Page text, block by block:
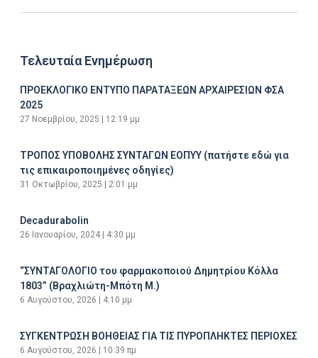
Τελευταία Ενημέρωση
ΠΡΟΕΚΛΟΓΙΚΟ ΕΝΤΥΠΟ ΠΑΡΑΤΑΞΕΩΝ ΑΡΧΑΙΡΕΣΙΩΝ ΦΣΑ
2025
27 Νοεμβρίου, 2025 12:19 μμ
ΤΡΟΠΟΣ ΥΠΟΒΟΛΗΣ ΣΥΝΤΑΓΩΝ ΕΟΠΥΥ (πατήστε εδώ για
τις επικαιροποιημένες οδηγίες)
31 Οκτωβρίου, 2025 2:01 μμ
Decadurabolin
26 Ιανουαρίου, 2024 4:30 μμ
“ΣΥΝΤΑΓΟΛΟΓΙΟ του φαρμακοποιού Δημητρίου Κόλλα
1803” (Βραχλιώτη-Μπότη Μ.)
6 Αυγούστου, 2026 4:10 μμ
ΣΥΓΚΕΝΤΡΩΣΗ ΒΟΗΘΕΙΑΣ ΓΙΑ ΤΙΣ ΠΥΡΟΠΛΗΚΤΕΣ ΠΕΡΙΟΧΕΣ
6 Αυγούστου, 2026 10:39 πμ